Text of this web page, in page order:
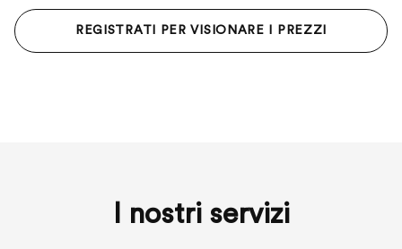
REGISTRATI PER VISIONARE I PREZZI
I nostri servizi